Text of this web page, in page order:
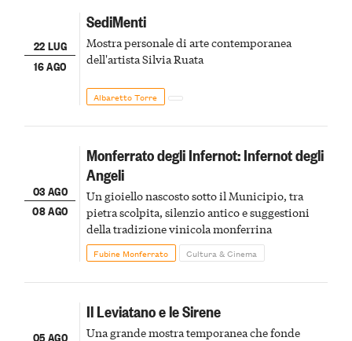
22 LUG
16 AGO
SediMenti
Mostra personale di arte contemporanea
dell'artista Silvia Ruata
Albaretto Torre
03 AGO
08 AGO
Monferrato degli Infernot: Infernot degli
Angeli
Un gioiello nascosto sotto il Municipio, tra
pietra scolpita, silenzio antico e suggestioni
della tradizione vinicola monferrina
Fubine Monferrato Cultura & Cinema
05 AGO
Il Leviatano e le Sirene
Una grande mostra temporanea che fonde